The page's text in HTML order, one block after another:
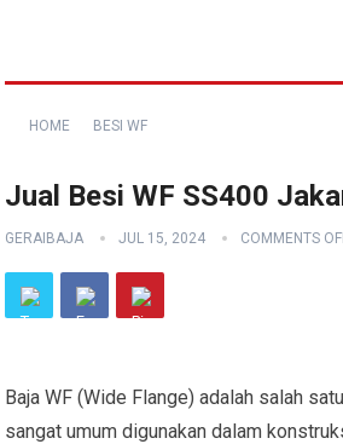
HOME BESI WF
Jual Besi WF SS400
GERAIBAJA JUL 15, 2024 COMMENTS
Baja WF (Wide Flange) adalah salah
sangat umum digunakan dalam